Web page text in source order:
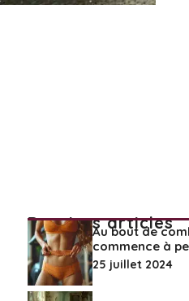
Derniers articles
Au bout de
commence à
25 juillet 2024